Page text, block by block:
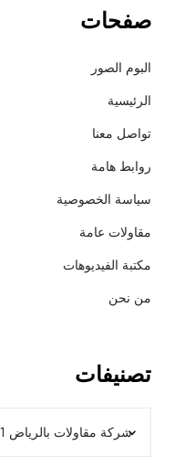
صفحات
البوم الصور
الرئيسية
تواصل معنا
روابط هامة
سياسة الخصوصية
مقاولات عامة
مكتبة الفيديوهات
من نحن
تصنيفات